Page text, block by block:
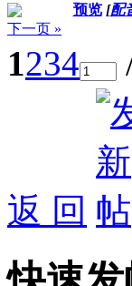
预览 [配
下一页 »
1234
返 回